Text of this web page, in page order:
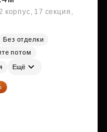
корпус, 17 секция,
Без отделки
потом
Ещё